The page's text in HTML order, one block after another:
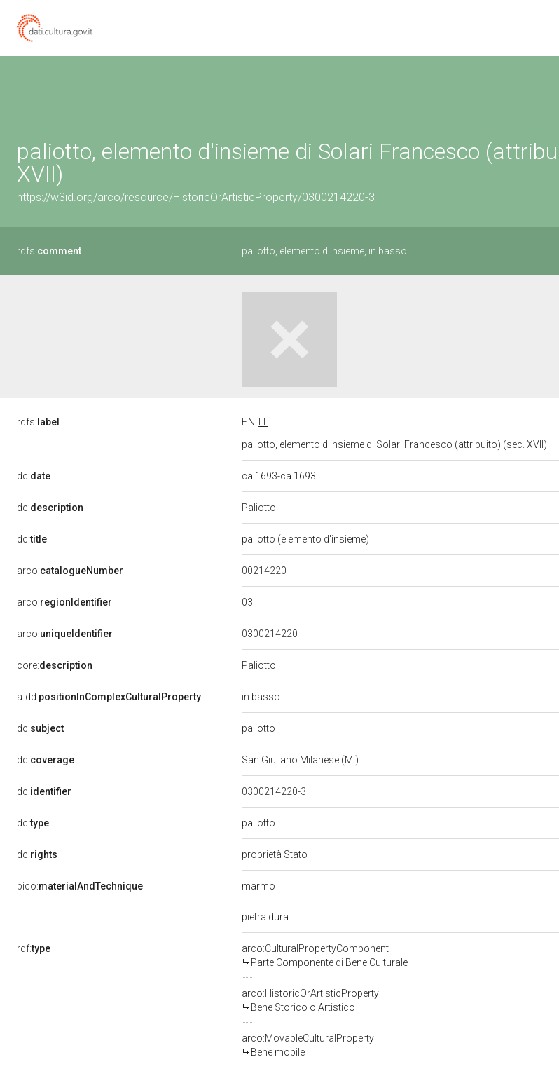
paliotto, elemento d'insieme di Solari Francesco
XVII)
https://w3id.org/arco/resource/HistoricOrArtisticProperty/0300214220-3
rdfs:comment paliotto, elemento d'insieme, in basso
rdfs: label EN
IT
paliotto, elemento d'insieme di Solari Francesco (attribuito) (sec. XVII)
dc:date ca 1693-ca 1693
dc:description Paliotto
dc:title paliotto (elemento d'insieme)
arco:catalogueNumber 00214220
arco:regionIdentifier 03
arco:uniqueIdentifier 0300214220
core:description Paliotto
a-dd:positionInComplexCulturalProperty in basso
dc:subject paliotto
dc:coverage San Giuliano Milanese (MI)
dc:identifier 0300214220-3
dc:type paliotto
dc:rights proprietà Stato
pico:materialAndTechnique marmo
pietra dura
rdf:type
arco:CulturalPropertyComponent
Parte Componente di Bene Culturale
arco:HistoricOrArtisticProperty
Bene Storico o Artistico
arco:MovableCulturalProperty
Bene mobile